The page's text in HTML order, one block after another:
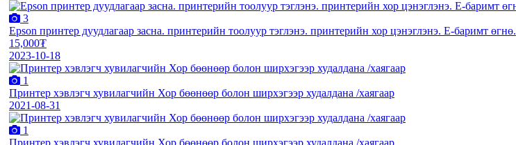
3
Epson принтер дуудлагаар засна. принтерийн тоолуур тэглэнэ. принтерийн хор цэнэглэнэ. E-баримт өгнө.
15,000₮
2023-10-18
1
Принтер хэвлэгч хувилагчийн Хор бөөнөөр болон ширхэгээр худалдана /хаягаар
2021-08-31
1
Принтер хэвлэгч хувилагчийн Хор бөөнөөр болон ширхэгээр худалдана /хаягаар